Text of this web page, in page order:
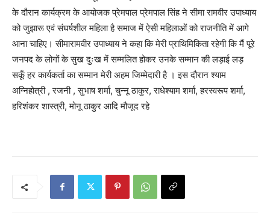
के दौरान कार्यक्रम के आयोजक प्रेमपाल प्रेमपाल सिंह ने सीमा रामवीर उपाध्याय
को जुझारू एवं संघर्षशील महिला है समाज में ऐसी महिलाओं को राजनीति में आगे
आना चाहिए। सीमारामवीर उपाध्याय ने कहा कि मेरी प्राथिमिकिता रहेगी कि मैं पूरे
जनपद के लोगों के सुख दुःख में सम्मलित होकर उनके सम्मान की लड़ाई लड़
सकूँ हर कार्यकर्ता का सम्मान मेरी अहम जिम्मेदारी है । इस दौरान श्याम
अग्निहोत्री , रजनी , सुभाष शर्मा, चुन्नू ठाकुर, राधेश्याम शर्मा, हरस्वरूप शर्मा,
हरिशंकर शास्त्री, मोनू ठाकुर आदि मौजूद रहे